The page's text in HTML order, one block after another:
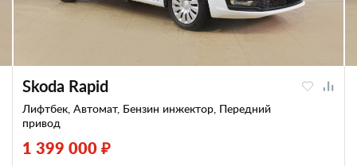
Skoda Rapid
Лифтбек, Автомат, Бензин инжектор, Передний
привод
1 399 000 ₽